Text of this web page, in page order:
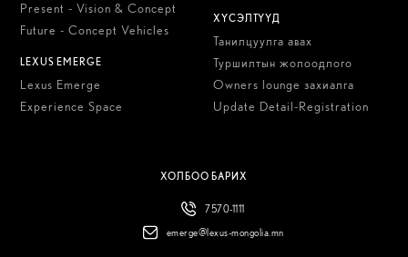
Present - Vision & Concept
Future - Concept Vehicles
LEXUS EMERGE
Lexus Emerge
Experience Space
ХҮСЭЛТҮҮД
Танилцуулга авах
Туршилтын жолоодлого
Owners lounge захиалга
Update Detail-Registration
ХОЛБОО БАРИХ
7570-1111
emerge@lexus-mongolia.mn